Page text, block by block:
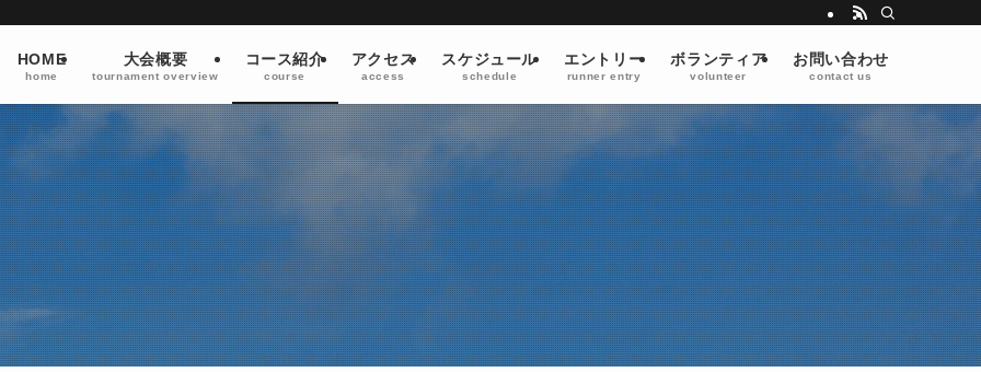
HOME
home
大会概要
tournament overview
コース紹介
course
アクセス
access
スケジュール
schedule
エントリー
runner entry
ボランティア
volunteer
お問い合わせ
contact us